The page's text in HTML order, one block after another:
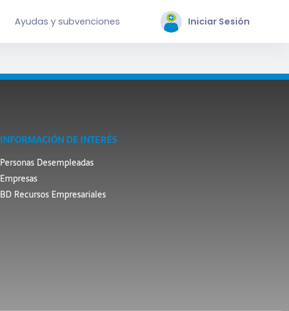
Ayudas y subvenciones Iniciar Sesión
INFORMACIÓN DE INTERÉS
Personas Desempleadas
Empresas
BD Recursos Empresariales